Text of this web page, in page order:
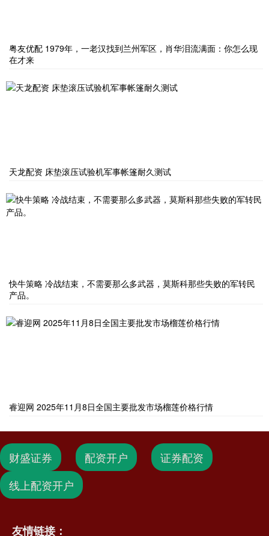
粤友优配 1979年，一老汉找到兰州军区，肖华泪流满面：你怎么现
在才来
天龙配资 床垫滚压试验机军事帐篷耐久测试
快牛策略 冷战结束，不需要那么多武器，莫斯科那些失败的军转民
产品。
睿迎网 2025年11月8日全国主要批发市场榴莲价格行情
财盛证券 配资开户
证券配资
线上配资开户
友情链接：